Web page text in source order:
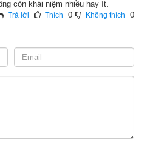
cùng dẫn theo nhiều người ra
vùng núi kia có con suối rất lớn,
bầy liền dẫn cả bầy cùng chạy
lớn cản ngang không sao qua
còn khái niệm nhiều hay ít.
Trả lời Thích 0 Không thích 0